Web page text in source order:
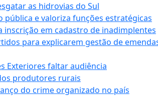
as hidrovias do Sul
e valoriza funções estratégicas
inscrição em cadastro de inadimplentes
para explicarem gestão de
Exteriores faltar audiência
produtores rurais
do crime organizado no país